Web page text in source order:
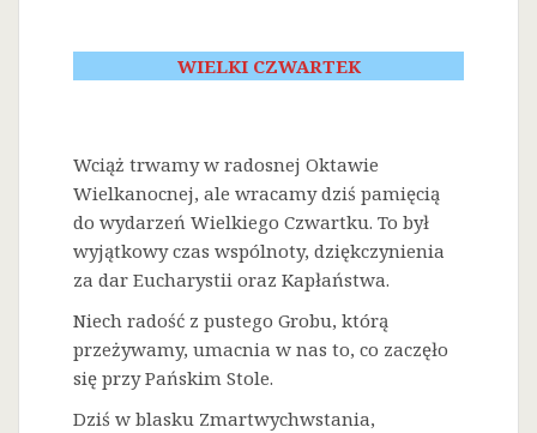
WIELKI CZWARTEK
Wciąż trwamy w radosnej Oktawie
Wielkanocnej, ale wracamy dziś pamięcią
do wydarzeń Wielkiego Czwartku. To był
wyjątkowy czas wspólnoty, dziękczynienia
za dar Eucharystii oraz Kapłaństwa.
Niech radość z pustego Grobu, którą
przeżywamy, umacnia w nas to, co zaczęło
się przy Pańskim Stole.
Dziś w blasku Zmartwychwstania,